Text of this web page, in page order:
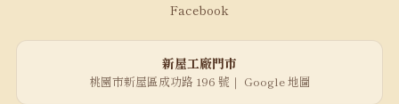
Facebook
新屋工廠門市
桃園市新屋區成功路 196 號｜ Google 地圖